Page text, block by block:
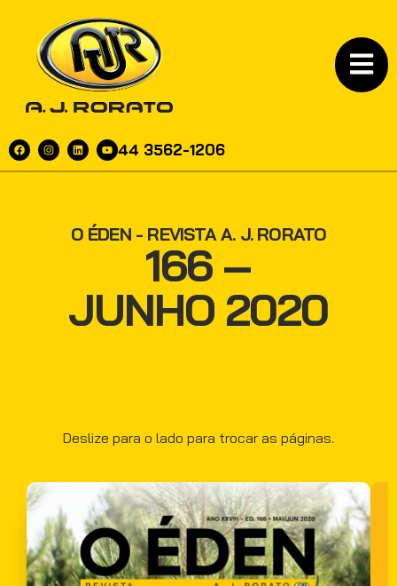
44 3562-1206
O ÉDEN - REVISTA A. J. RORATO
166 –
JUNHO 2020
Deslize para o lado para trocar as páginas.